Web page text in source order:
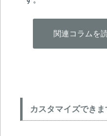
関連コラムを
カスタマイズできま